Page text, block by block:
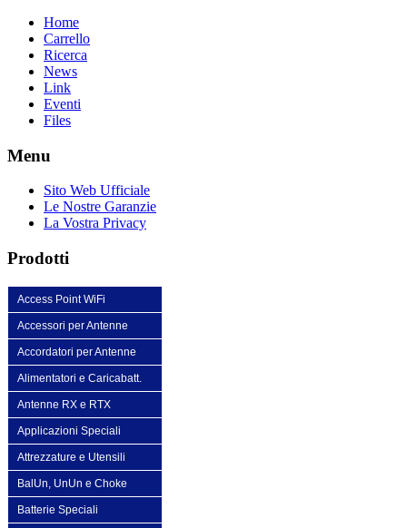
Home
Carrello
Ricerca
News
Link
Eventi
Files
Menu
Sito Web Ufficiale
Le Nostre Garanzie
La Vostra Privacy
Prodotti
Access Point WiFi
Accessori per Antenne
Accordatori per Antenne
Alimentatori e Caricabatt.
Antenne RX e RTX
Applicazioni Speciali
Attrezzature e Utensili
BalUn, UnUn e Choke
Batterie Speciali